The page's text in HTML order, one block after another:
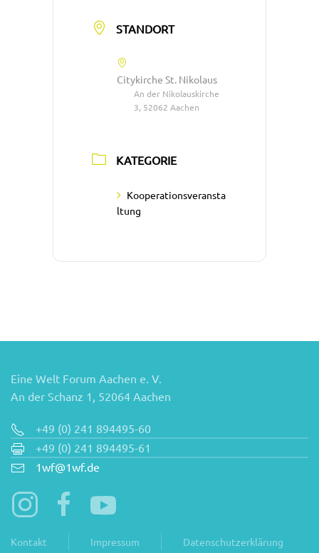
STANDORT
Citykirche St. Nikolaus
An der Nikolauskirche
3, 52062 Aachen
KATEGORIE
Kooperationsveransta
ltung
Eine Welt Forum Aachen e. V.
An der Schanz 1, 52064 Aachen
+49 (0) 241 894495-60
+49 (0) 241 894495-61
1wf@1wf.de
Kontakt Impressum Datenschutzerklärung